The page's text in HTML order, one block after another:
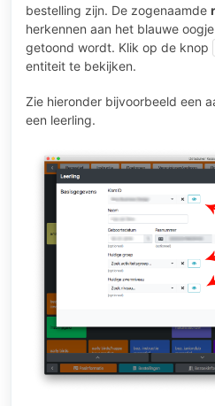
bestelling zijn. De zogenaamde
herkennen aan het blauwe
getoond wordt. Klik op de knop
entiteit te bekijken.
Zie hieronder bijvoorbeeld een
een leerling.